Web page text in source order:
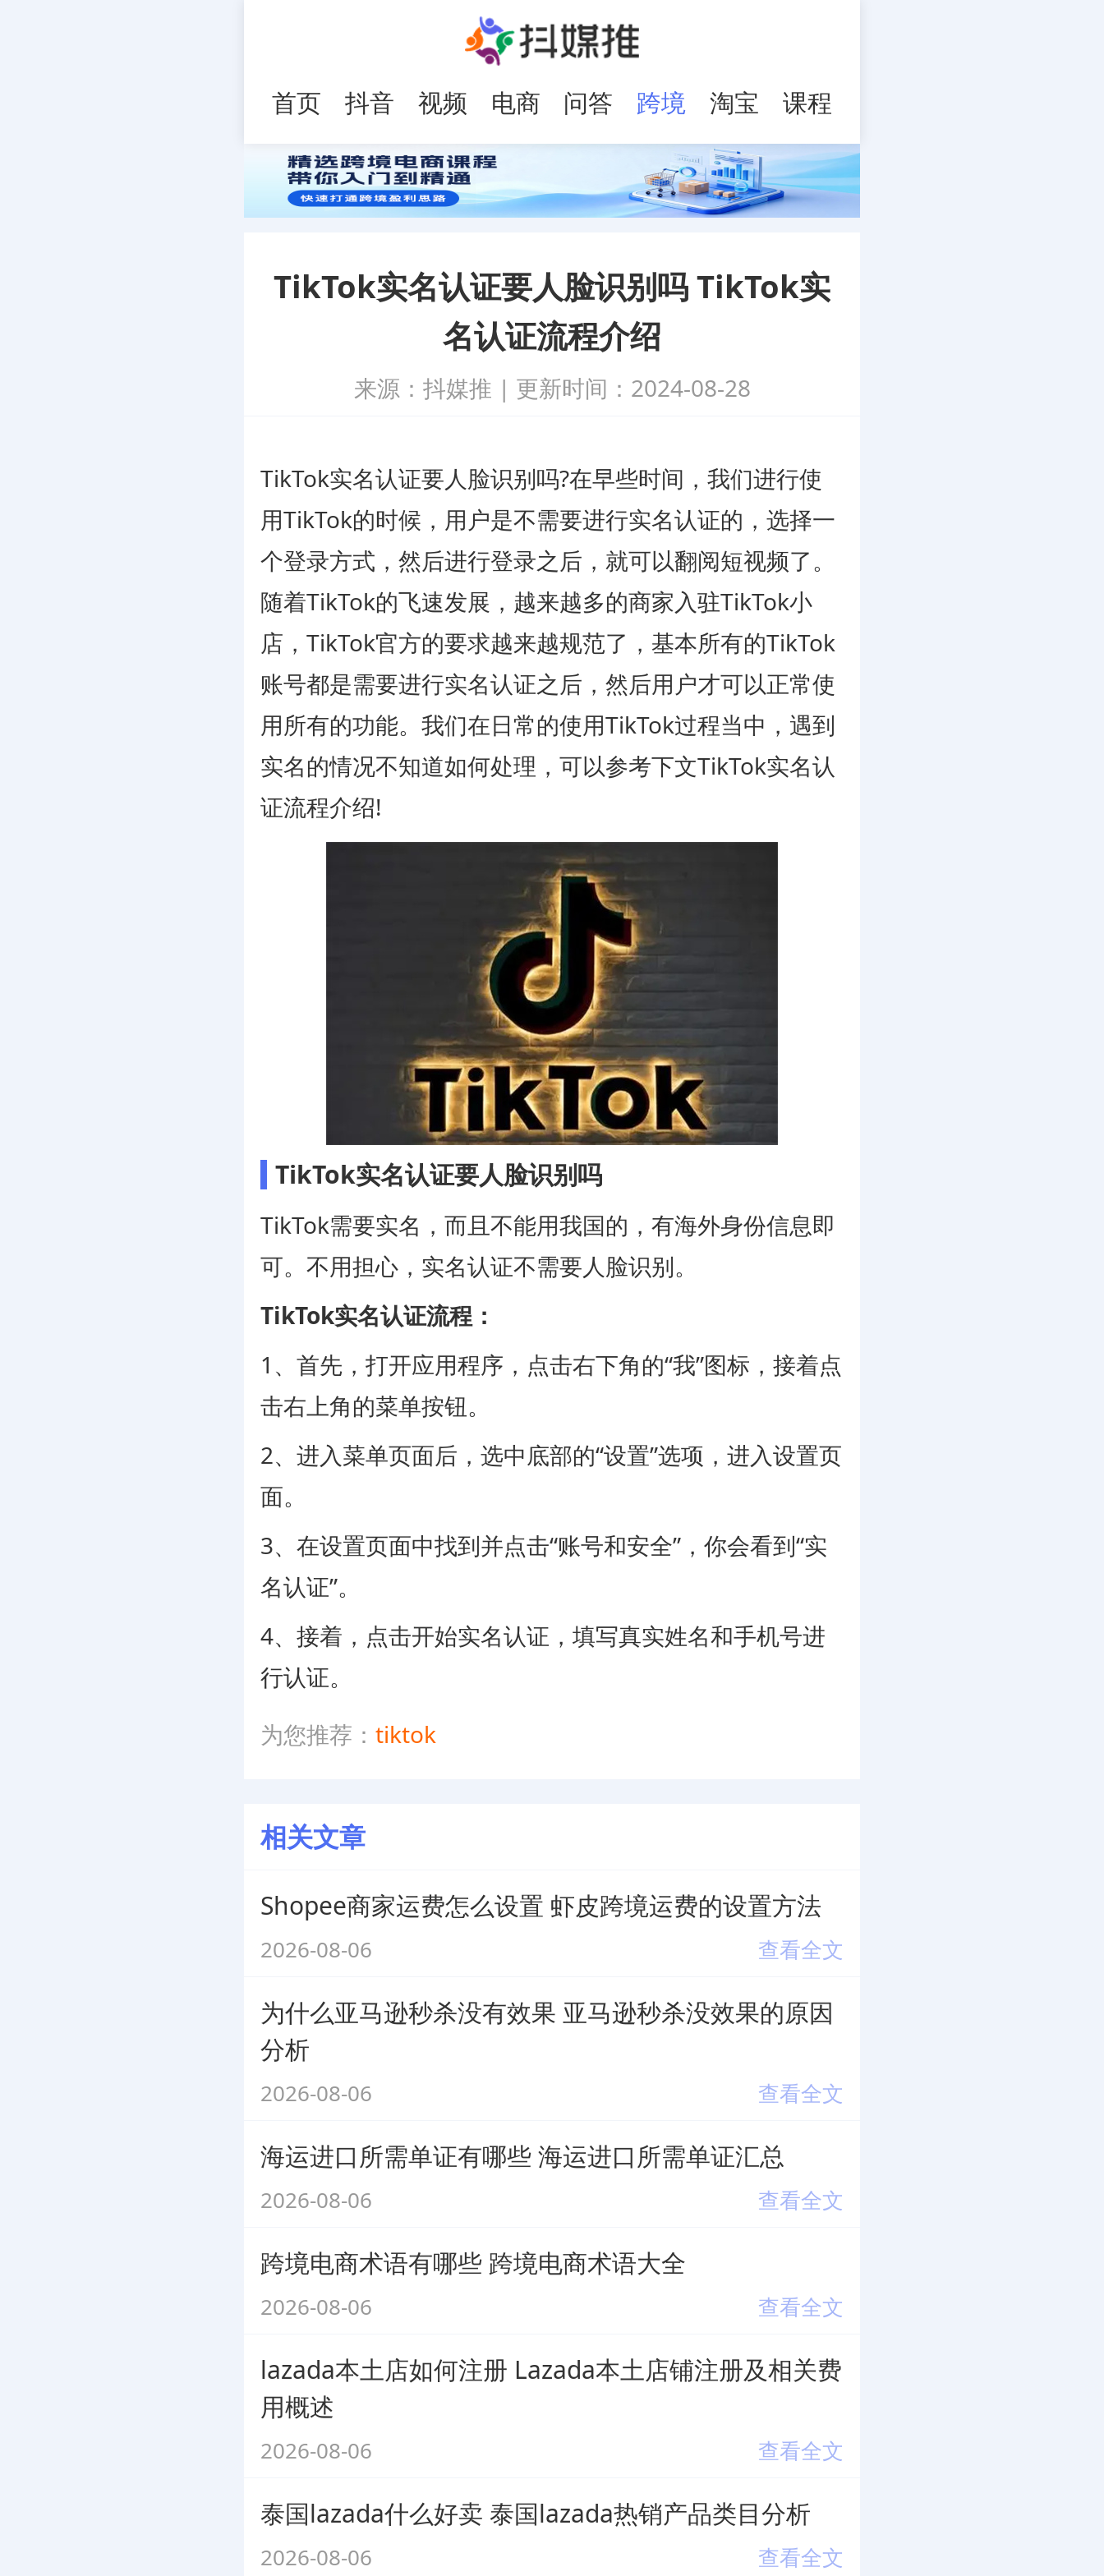
首页 抖音
视频
号
电商 问答
跨境
电商
淘宝 课程
TikTok实名认证要人脸识别吗 TikTok实
名认证流程介绍
来源：抖媒推 | 更新时间：2024-08-28
TikTok实名认证要人脸识别吗?在早些时间，我们进行使
用TikTok的时候，用户是不需要进行实名认证的，选择一
个登录方式，然后进行登录之后，就可以翻阅短视频了。
随着TikTok的飞速发展，越来越多的商家入驻TikTok小
店，TikTok官方的要求越来越规范了，基本所有的TikTok
账号都是需要进行实名认证之后，然后用户才可以正常使
用所有的功能。我们在日常的使用TikTok过程当中，遇到
实名的情况不知道如何处理，可以参考下文TikTok实名认
证流程介绍!
TikTok实名认证要人脸识别吗
TikTok需要实名，而且不能用我国的，有海外身份信息即
可。不用担心，实名认证不需要人脸识别。
TikTok实名认证流程：
1、首先，打开应用程序，点击右下角的“我”图标，接着点
击右上角的菜单按钮。
2、进入菜单页面后，选中底部的“设置”选项，进入设置页
面。
3、在设置页面中找到并点击“账号和安全”，你会看到“实
名认证”。
4、接着，点击开始实名认证，填写真实姓名和手机号进
行认证。
为您推荐： tiktok
相关文章
Shopee商家运费怎么设置 虾皮跨境运费的设置方法
2026-08-06 查看全文
为什么亚马逊秒杀没有效果 亚马逊秒杀没效果的原因
分析
2026-08-06 查看全文
海运进口所需单证有哪些 海运进口所需单证汇总
2026-08-06 查看全文
跨境电商术语有哪些 跨境电商术语大全
2026-08-06 查看全文
lazada本土店如何注册 Lazada本土店铺注册及相关费
用概述
2026-08-06 查看全文
泰国lazada什么好卖 泰国lazada热销产品类目分析
2026-08-06 查看全文